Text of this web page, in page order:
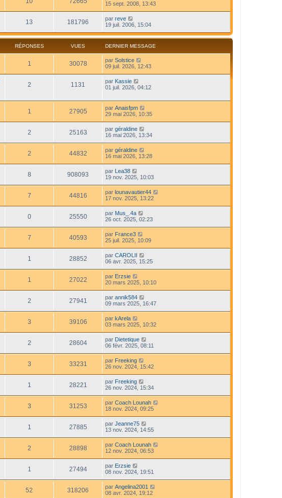
15 sept. 2008, 13:43
13 181796 par reve
19 juil. 2006, 15:04
RÉPONSES VUES DERNIER MESSAGE
1 30078 par Solstice
09 juil. 2026, 12:43
2 1131 par Kassie
01 juil. 2026, 04:12
1 27905 par Anaisfpm
29 mai 2026, 10:35
2 25163 par géraldine
16 mai 2026, 13:34
2 44832 par géraldine
16 mai 2026, 13:28
8 908093 par Lea38
19 nov. 2025, 10:03
7 44816 par lounavautier44
17 nov. 2025, 13:22
0 25550 par Mus_.4a
26 oct. 2025, 02:23
7 40593 par France3
25 juil. 2025, 10:09
1 28852 par CAROLII
06 avr. 2025, 15:25
1 27022 par Erzsie
20 mars 2025, 10:10
2 27941 par annik584
09 mars 2025, 16:47
3 39106 par kArela
03 mars 2025, 10:32
2 28604 par Dietetique
06 févr. 2025, 08:11
3 33231 par Freeking
26 nov. 2024, 15:42
1 28221 par Freeking
26 nov. 2024, 15:34
3 31253 par Coach Lounah
18 nov. 2024, 09:25
1 27885 par Jeanne75
13 nov. 2024, 14:55
2 28898 par Coach Lounah
12 nov. 2024, 06:53
1 27494 par Erzsie
08 nov. 2024, 19:51
52 318206 par Angelina2001
08 avr. 2024, 19:12